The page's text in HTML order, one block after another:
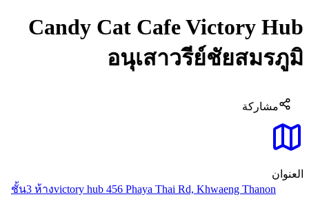
Candy Cat Cafe Victory Hub
อนุเสาวรีย์ชัยสมรภูมิ
مشاركة
العنوان
ชั้น3 ห้างvictory hub 456 Phaya Thai Rd, Khwaeng Thanon